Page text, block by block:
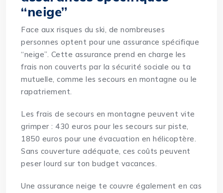
“neige”
Face aux risques du ski, de nombreuses
personnes optent pour une assurance spécifique
“neige”. Cette assurance prend en charge les
frais non couverts par la sécurité sociale ou ta
mutuelle, comme les secours en montagne ou le
rapatriement.
Les frais de secours en montagne peuvent vite
grimper : 430 euros pour les secours sur piste,
1850 euros pour une évacuation en hélicoptère.
Sans couverture adéquate, ces coûts peuvent
peser lourd sur ton budget vacances.
Une assurance neige te couvre également en cas